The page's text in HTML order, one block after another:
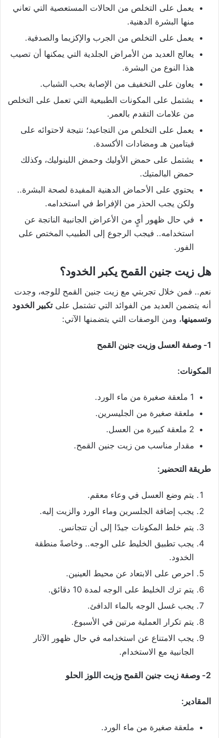
يعمل على التخلص من الحالات المستعصية التي تعاني
منها البشرة الدهنية.
يعمل على التخلص من الجرب والإكزيما والصدفية.
يعالج العديد من الأمراض الجلدية التي يمكنها أن تصيب
هذا النوع من البشرة.
يعاون على التخفيف من الإصابة بحب الشباب.
يشتمل على المكونات الطبيعية التي تعمل على التخلص
من علامات التقدم بالعمر.
يعمل على التخلص من التجاعيد؛ نتيجة لاحتوائه على
فيتامين هـ ومضادات الأكسدة.
يشتمل على حمض الأوليك وحمض اللينوليك، وكذلك
حمض البالمتيك.
يحتوي على الأحماض الدهنية المفيدة لصحة البشرة..
ولكن يجب الحذر من الإفراط في استخدامه.
في حال ظهور أيٍ من الأعراض الجانبية الناتجة عن
استخدامه.. فيجب الرجوع إلى الطبيب المختص على
الفور.
هل زيت جنين القمح يكبر الخدود؟
نعم.. فمن خلال تجربتي مع زيت جنين القمح للوجه، وجدت
أنه يتضمن العديد من الفوائد التي تشتمل على تكبير الخدود
وتسمينها، ومن الوصفات التي يتضمنها الآتي:
1- وصفة العسل وزيت جنين القمح
المكونات:
1 ملعقة صغيرة من ماء الورد.
ملعقة صغيرة من الجليسرين.
2 ملعقة كبيرة من العسل.
مقدار مناسب من زيت جنين القمح.
طريقة التحضير:
يتم وضع العسل في وعاء معقم.
يجب إضافة الجلسرين وماء الورد والزيت إليه.
يتم خلط المكونات جيدًا إلى أن تتجانس.
يجب تطبيق الخليط على الوجه.. وخاصةً منطقة
الخدود.
احرص على الابتعاد عن محيط العينين.
يتم ترك الخليط على الوجه لمدة 10 دقائق.
يجب غسل الوجه بالماء الدافئ.
يتم تكرار العملية مرتين في الأسبوع.
يجب الامتناع عن استخدامه في حال ظهور الآثار
الجانبية مع الاستخدام.
2- وصفة زيت جنين القمح وزيت اللوز الحلو
المقادير:
ملعقة صغيرة من ماء الورد.